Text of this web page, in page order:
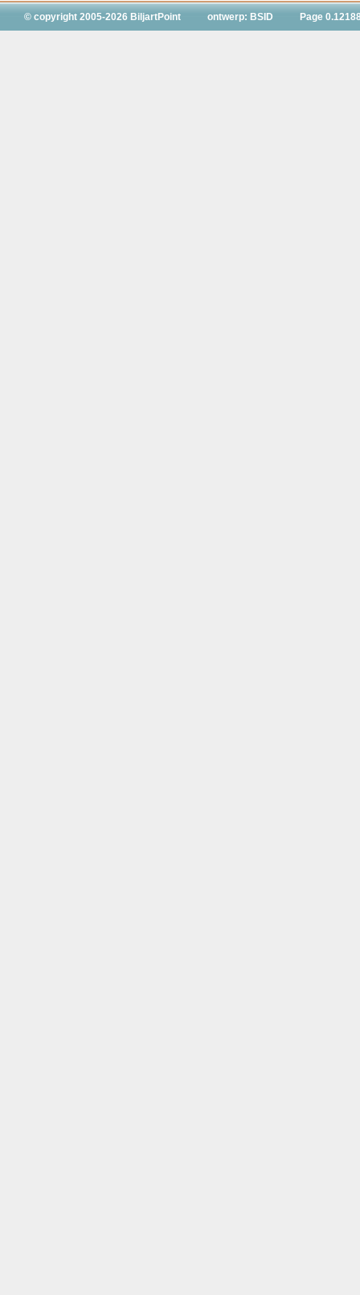
© copyright 2005-2026 BiljartPoint ontwerp: BSID Page